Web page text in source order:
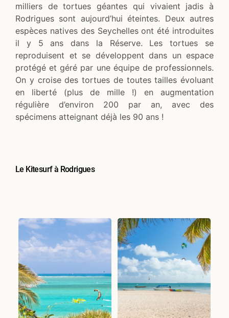
milliers de tortues géantes qui vivaient jadis à
Rodrigues sont aujourd’hui éteintes. Deux autres
espèces natives des Seychelles ont été introduites
il y 5 ans dans la Réserve. Les tortues se
reproduisent et se développent dans un espace
protégé et géré par une équipe de professionnels.
On y croise des tortues de toutes tailles évoluant
en liberté (plus de mille !) en augmentation
régulière d’environ 200 par an, avec des
spécimens atteignant déjà les 90 ans !
Le Kitesurf à Rodrigues